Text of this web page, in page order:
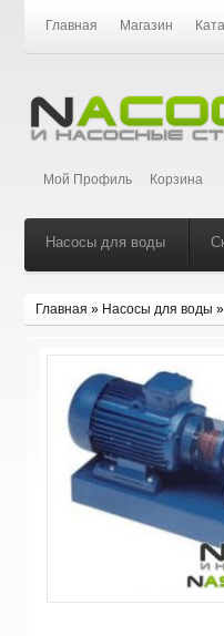
Главная Магазин
Мой Профиль Корзина
Насосы для воды
Главная » Насосы для воды »